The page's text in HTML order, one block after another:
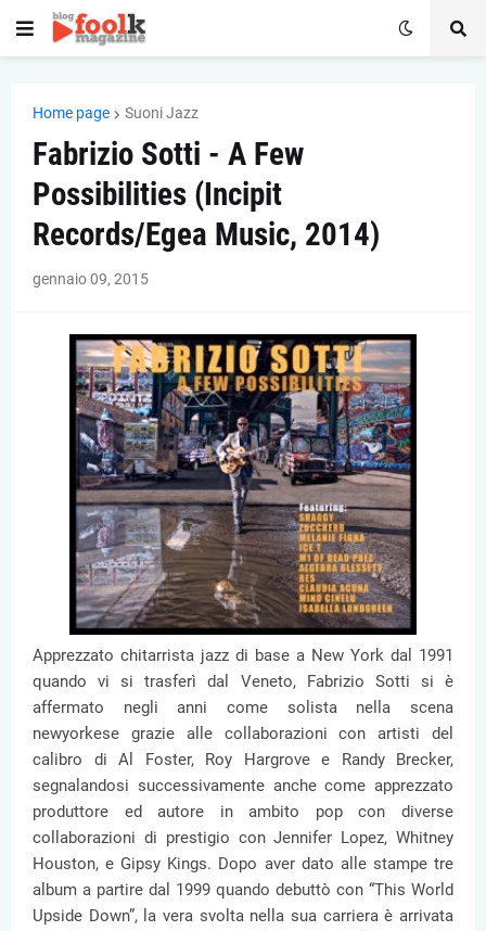
Home page Suoni Jazz
Fabrizio Sotti - A Few
Possibilities (Incipit
Records/Egea Music, 2014)
gennaio 09, 2015
Apprezzato chitarrista jazz di base a New York dal 1991
quando vi si trasferì dal Veneto, Fabrizio Sotti si è
affermato negli anni come solista nella scena
newyorkese grazie alle collaborazioni con artisti del
calibro di Al Foster, Roy Hargrove e Randy Brecker,
segnalandosi successivamente anche come apprezzato
produttore ed autore in ambito pop con diverse
collaborazioni di prestigio con Jennifer Lopez, Whitney
Houston, e Gipsy Kings. Dopo aver dato alle stampe tre
album a partire dal 1999 quando debuttò con “This World
Upside Down”, la vera svolta nella sua carriera è arrivata